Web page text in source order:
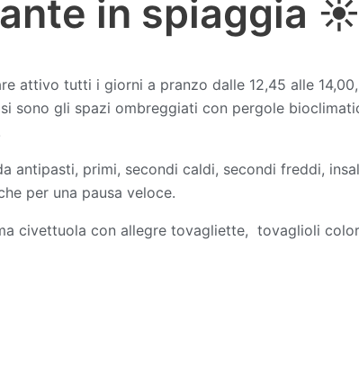
in spiaggia ☀️
attivo tutti i giorni a pranzo dalle 12,45 alle
sono gli spazi ombreggiati con pergole
antipasti, primi, secondi caldi, secondi freddi,
per una pausa veloce.
civettuola con allegre tovagliette, tovaglioli